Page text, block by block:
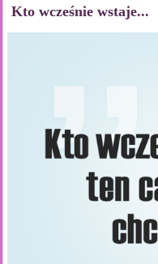
Kto wcześnie wstaje...